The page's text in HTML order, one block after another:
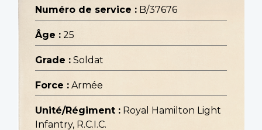
Numéro de service : B/37676
Âge : 25
Grade : Soldat
Force : Armée
Unité/Régiment : Royal Hamilton Light
Infantry, R.C.I.C.